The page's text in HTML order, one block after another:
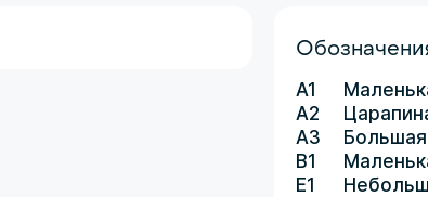
A1
A2
A3
B1
E1